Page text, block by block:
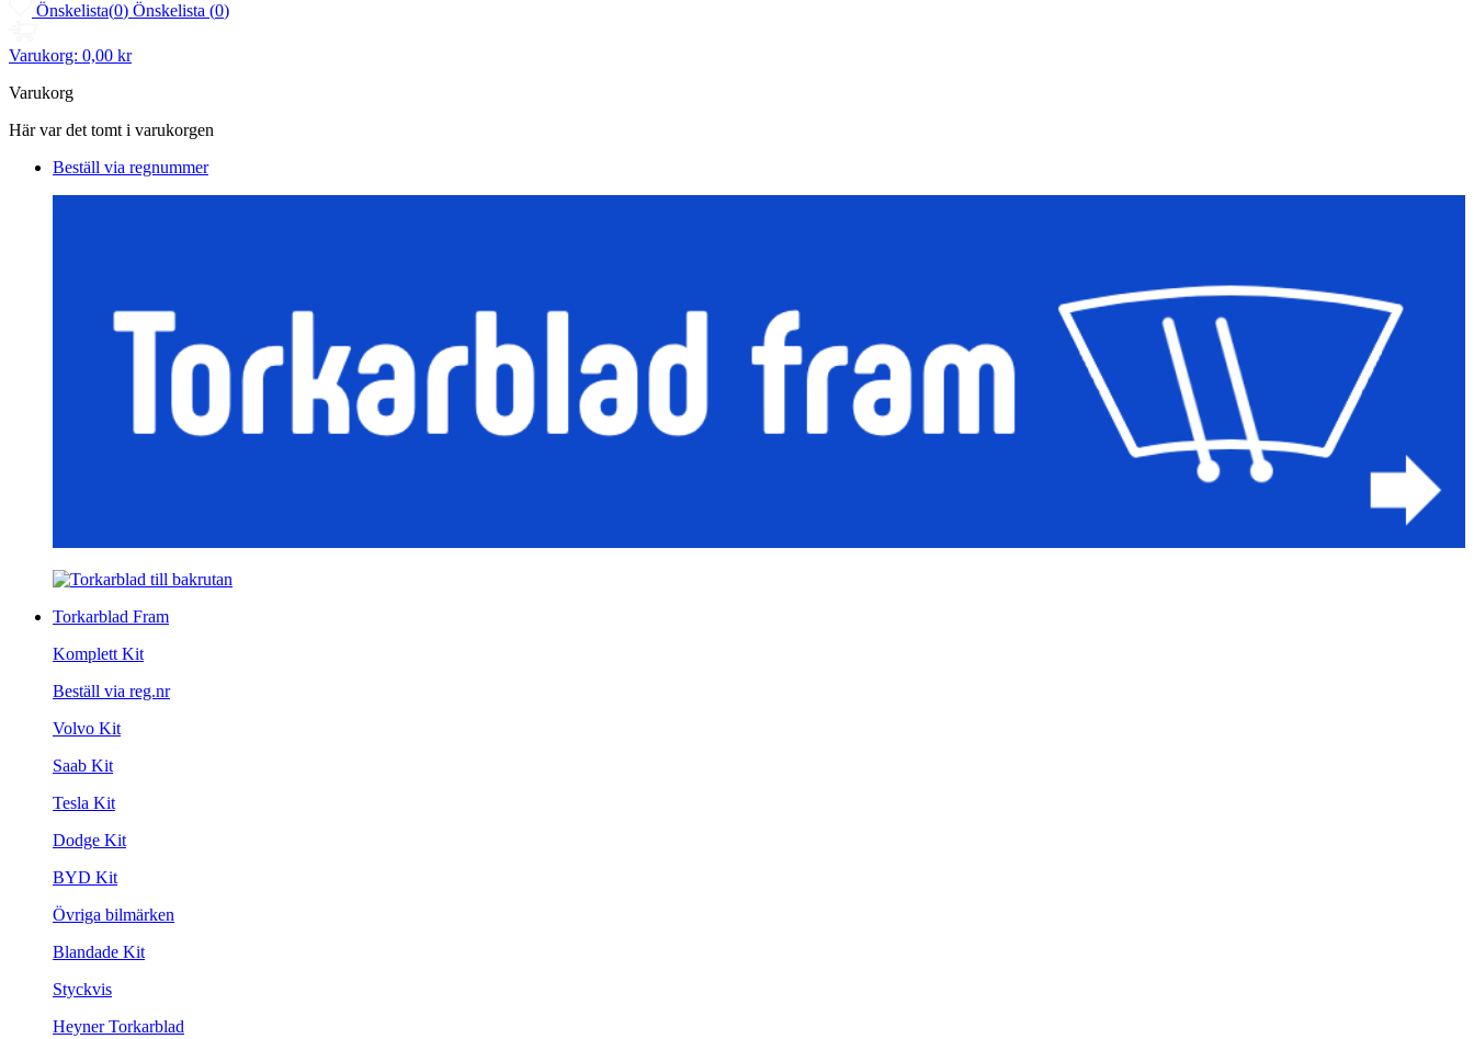
Önskelista(0) Önskelista (0)
Varukorg: 0,00 kr
Varukorg
Här var det tomt i varukorgen
Beställ via regnummer
Torkarblad Fram
Komplett Kit
Beställ via reg.nr
Volvo Kit
Saab Kit
Tesla Kit
Dodge Kit
BYD Kit
Övriga bilmärken
Blandade Kit
Styckvis
Heyner Torkarblad